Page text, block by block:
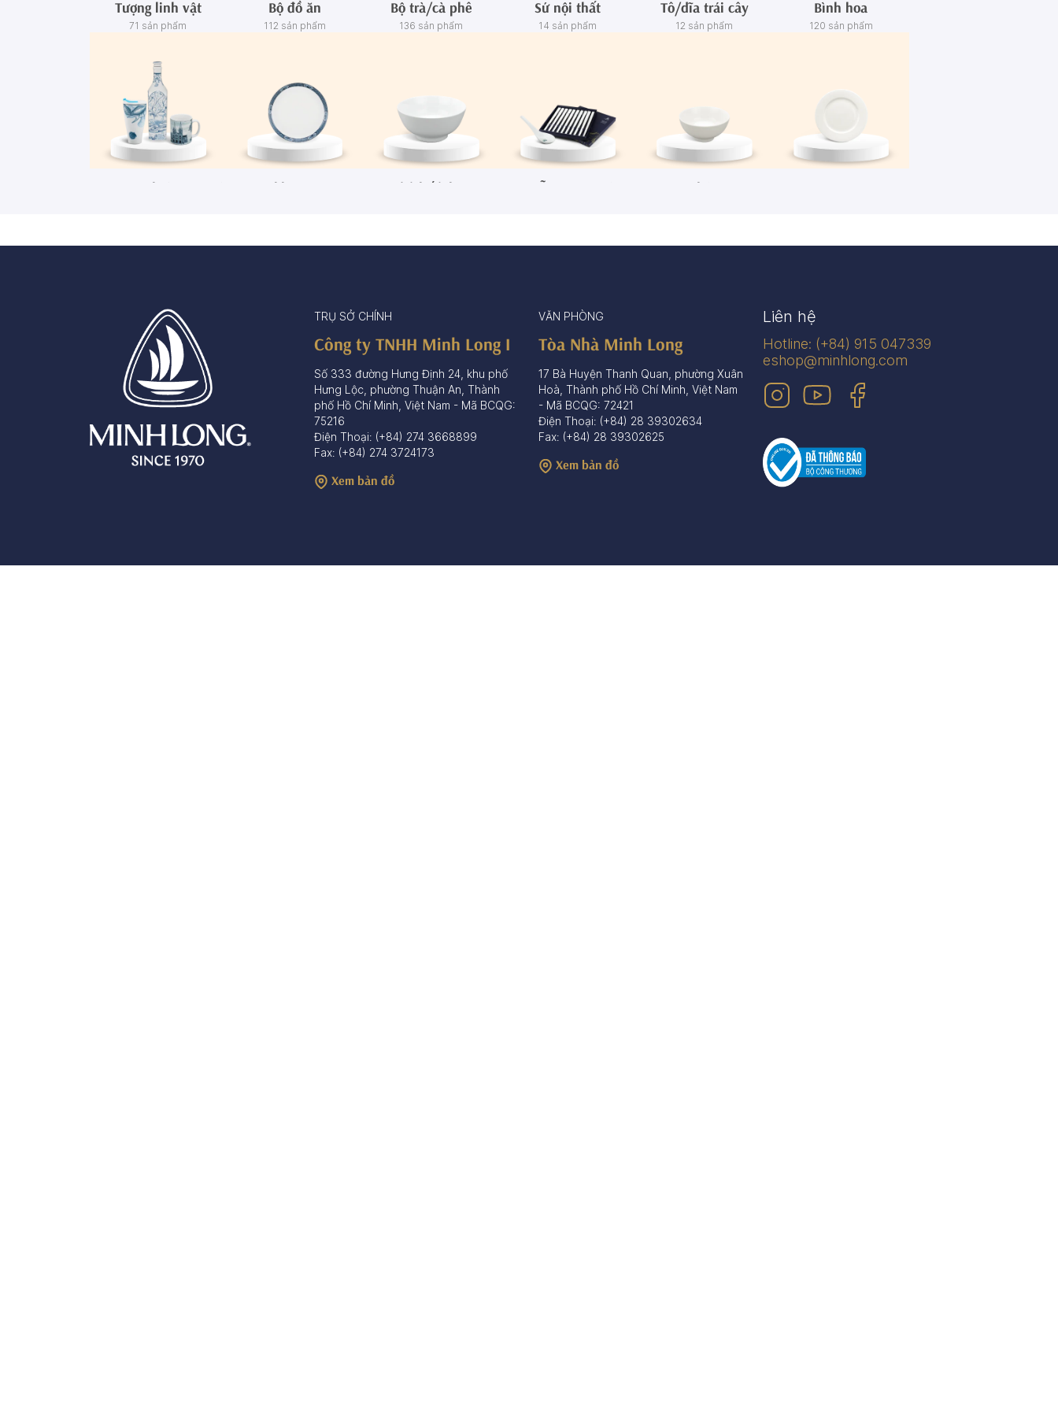
Tượng linh vật
71 sản phẩm
Bộ đồ ăn
112 sản phẩm
Bộ trà/cà phê
136 sản phẩm
Sứ nội thất
14 sản phẩm
Tô/dĩa trái cây
12 sản phẩm
Bình hoa
120 sản phẩm
Ca - Ly - Chai - Hộp sứ Bộ khay rượu Tô/Thố/Khay Muỗng - Đũa sứ Chén
TRỤ SỞ CHÍNH
Công ty TNHH Minh Long I
Số 333 đường Hưng Định 24, khu phố
Hưng Lộc, phường Thuận An, Thành
phố Hồ Chí Minh, Việt Nam - Mã BCQG:
75216
Điện Thoại: (+84) 274 3668899
Fax: (+84) 274 3724173
Xem bản đồ
VĂN PHÒNG
Tòa Nhà Minh Long
17 Bà Huyện Thanh Quan, phường Xuân
Hoà, Thành phố Hồ Chí Minh, Việt Nam
- Mã BCQG: 72421
Điện Thoại: (+84) 28 39302634
Fax: (+84) 28 39302625
Xem bản đồ
Liên hệ
Hotline: (+84) 915 047339
eshop@minhlong.com